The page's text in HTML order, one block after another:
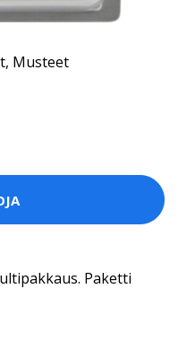
, Musteet
Paketti